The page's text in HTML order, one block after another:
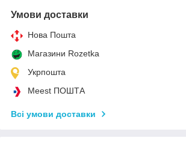
Умови доставки
Нова Пошта
Магазини Rozetka
Укрпошта
Meest ПОШТА
Всі умови доставки